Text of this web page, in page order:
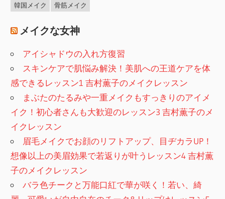
韓国メイク
骨筋メイク
メイクな女神
アイシャドウの入れ方復習
スキンケアで肌悩み解決！美肌への王道ケアを体
感できるレッスン1 吉村薫子のメイクレッスン
まぶたのたるみや一重メイクもすっきりのアイメ
イク！初心者さんも大歓迎のレッスン3 吉村薫子のメ
イクレッスン
眉毛メイクでお顔のリフトアップ、目ヂカラUP！
想像以上の美眉効果で若返りが叶うレッスン4 吉村薫
子のメイクレッスン
バラ色チークと万能口紅で華が咲く！若い、綺